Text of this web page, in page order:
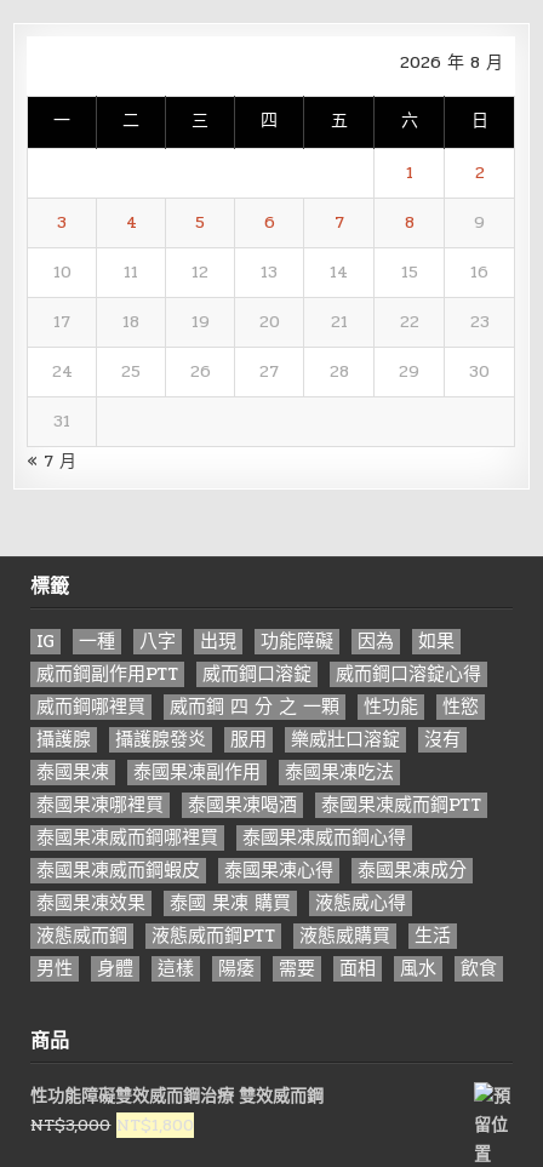
2026 年 8 月
一 二 三 四 五 六 日
1
2
3
4 5 6 7 8
9
10
11 12 13 14 15
16
17
18 19 20 21 22
23
24
25 26 27 28 29
30
31
« 7 月
標籤
IG 一種 八字 出現 功能障礙 因為
如果
威而鋼副作用PTT
威而鋼口溶錠
威而鋼口溶錠心得
威而鋼哪裡買
威而鋼 四 分 之 一顆 性功能
性慾
攝護腺
攝護腺發炎 服用 樂威壯口溶錠
沒有
泰國果凍
泰國果凍副作用
泰國果凍吃法
泰國果凍哪裡買
泰國果凍喝酒
泰國果凍威而鋼PTT
泰國果凍威而鋼哪裡買
泰國果凍威而鋼心得
泰國果凍威而鋼蝦皮
泰國果凍心得
泰國果凍成分
泰國果凍效果
泰國 果凍 購買
液態威心得
液態威而鋼
液態威而鋼PTT 液態威購買
生活
男性
身體 這樣 陽痿 需要 面相 風水 飲食
商品
性功能障礙雙效威而鋼治療 雙效威而鋼
NT$3,000 原
NT$1,800